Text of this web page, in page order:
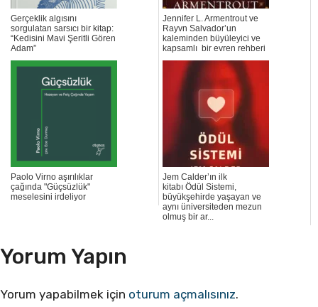
Gerçeklik algısını
sorgulatan sarsıcı bir kitap:
“Kedisini Mavi Şeritli Gören
Adam”
Jennifer L. Armentrout ve
Rayvn Salvador’un
kaleminden büyüleyici ve
kapsamlı bir evren rehberi
Paolo Virno aşırılıklar
çağında "Güçsüzlük"
meselesini irdeliyor
Jem Calder’ın ilk
kitabı Ödül Sistemi,
büyükşehirde yaşayan ve
aynı üniversiteden mezun
olmuş bir ar...
Yorum Yapın
Yorum yapabilmek için oturum açmalısınız.